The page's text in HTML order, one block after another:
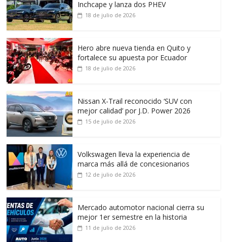
Inchcape y lanza dos PHEV
18 de julio de 2026
Hero abre nueva tienda en Quito y
fortalece su apuesta por Ecuador
18 de julio de 2026
Nissan X-Trail reconocido ‘SUV con
mejor calidad’ por J.D. Power 2026
15 de julio de 2026
Volkswagen lleva la experiencia de
marca más allá de concesionarios
12 de julio de 2026
Mercado automotor nacional cierra su
mejor 1er semestre en la historia
11 de julio de 2026